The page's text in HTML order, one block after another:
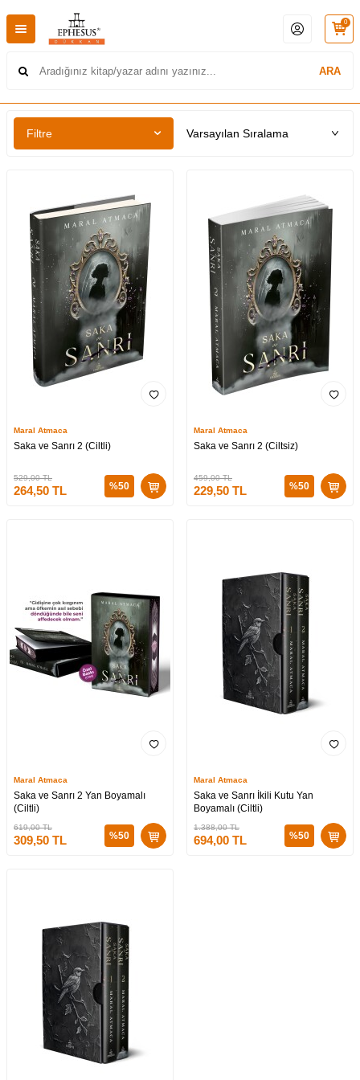
ARA
0
Filtre
Maral Atmaca
Saka ve Sanrı 2 (Ciltli)
529,00TL
264,50 TL %50
Maral Atmaca
Saka ve Sanrı 2 (Ciltsiz)
459,00TL
229,50 TL %50
Maral Atmaca
Saka ve Sanrı 2 Yan Boyamalı
(Ciltli)
619,00TL
309,50 TL %50
Maral Atmaca
Saka ve Sanrı İkili Kutu Yan
Boyamalı (Ciltli)
1.388,00TL
694,00 TL %50